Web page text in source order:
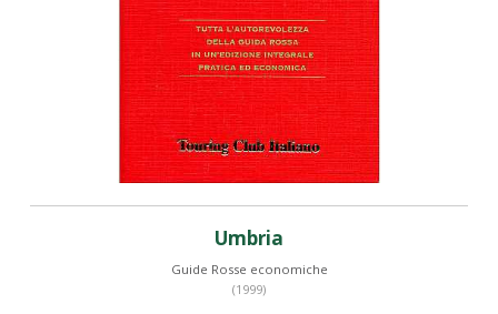
Umbria
Guide Rosse economiche
(1999)